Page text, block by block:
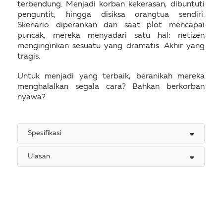
terbendung. Menjadi korban kekerasan, dibuntuti
penguntit, hingga disiksa orangtua sendiri.
Skenario diperankan dan saat plot mencapai
puncak, mereka menyadari satu hal: netizen
menginginkan sesuatu yang dramatis. Akhir yang
tragis.
Untuk menjadi yang terbaik, beranikah mereka
menghalalkan segala cara? Bahkan berkorban
nyawa?
Spesifikasi
Ulasan